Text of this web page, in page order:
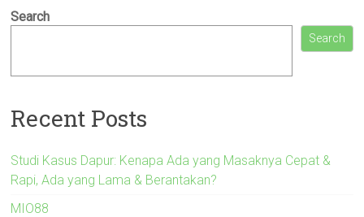
Search
Search
Recent Posts
Studi Kasus Dapur: Kenapa Ada yang Masaknya Cepat &
Rapi, Ada yang Lama & Berantakan?
MIO88